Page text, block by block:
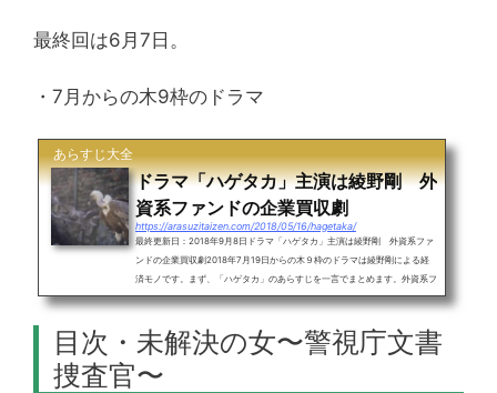
最終回は6月7日。
・7月からの木9枠のドラマ
あらすじ大全
ドラマ「ハゲタカ」主演は綾野剛 外
資系ファンドの企業買収劇
https://arasuzitaizen.com/2018/05/16/hagetaka/
最終更新日：2018年9月8日ドラマ「ハゲタカ」主演は綾野剛 外資系ファ
ンドの企業買収劇2018年7月19日からの木９枠のドラマは綾野剛による経
済モノです。まず、「ハゲタカ」のあらすじを一言でまとめます。外資系フ
ァンドが腐った日本企業を買収で再生させていく原作はバブル崩壊後の日本
ハゲタカ。綾野剛が外資ファンドの代表を演じ、原作の2000年前後から20
18年の現代までを舞台にオリジナルのテーマも加えます。目次・ハゲタ
カ・あらすじ・キャスト・wiki・ツ...
目次・未解決の女〜警視庁文書
捜査官〜